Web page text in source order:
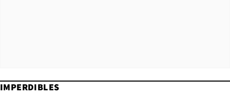
IMPERDIBLES